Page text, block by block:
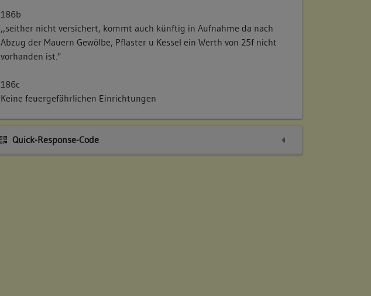
186b
,,seither nicht versichert, kommt auch künftig in Aufnahme da nach
Abzug der Mauern Gewölbe, Pflaster u Kessel ein Werth von 25f nicht
vorhanden ist."
186c
Keine feuergefährlichen Einrichtungen
Quick-Response-Code